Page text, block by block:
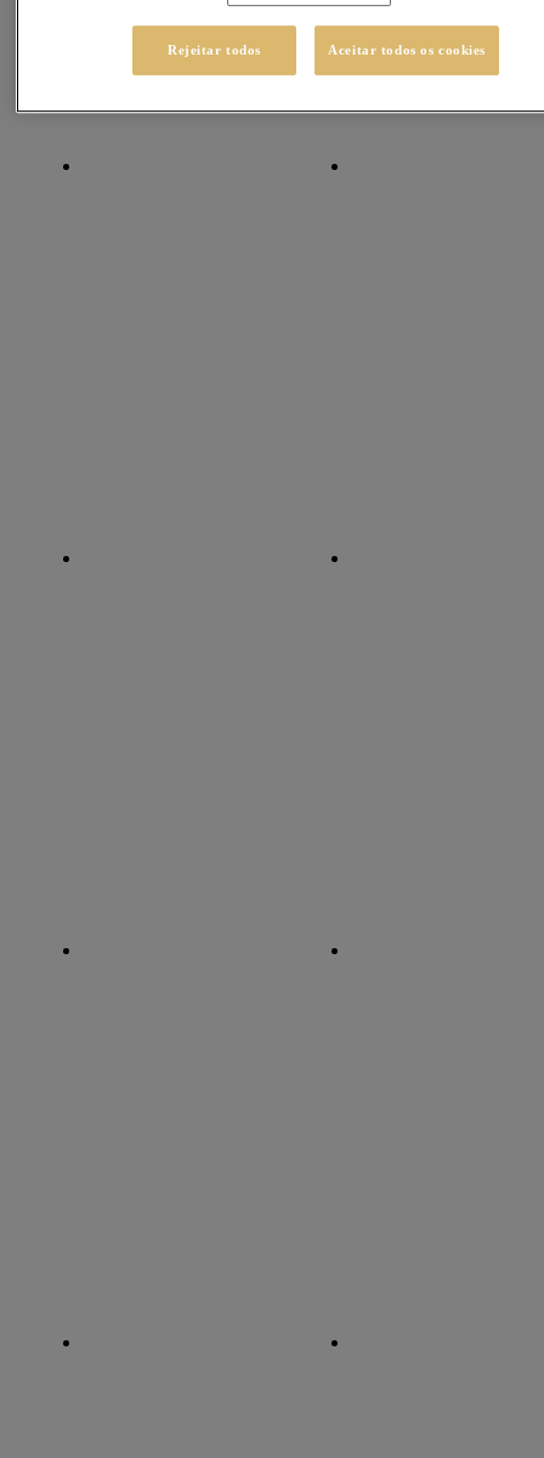
Rejeitar todos Aceitar todos os cookies